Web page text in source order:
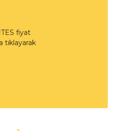
fiyat
tıklayarak